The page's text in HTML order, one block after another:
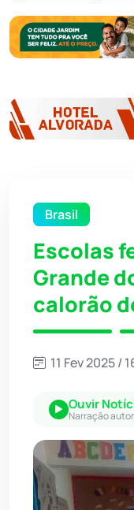
Brasil
Escolas
Grande
calorão
11 Fev 2025 /
Ouvir
Narração